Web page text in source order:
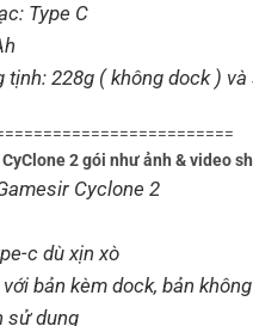
Type C
tịnh: 228g ( không dock )
2 gói như ảnh & video
Cyclone 2
c dù xịn xò
bản kèm dock, bản
sử dụng